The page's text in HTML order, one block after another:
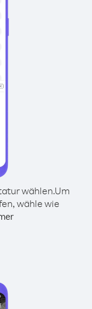
wählen.Um
wähle wie